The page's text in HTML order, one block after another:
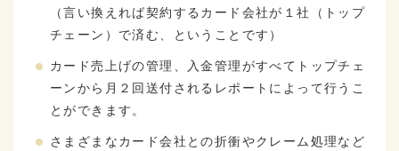
（言い換えれば契約するカード会社が１社（トップ
チェーン）で済む、ということです）
カード売上げの管理、入金管理がすべてトップチェ
ーンから月２回送付されるレポートによって行うこ
とができます。
さまざまなカード会社との折衝やクレーム処理など